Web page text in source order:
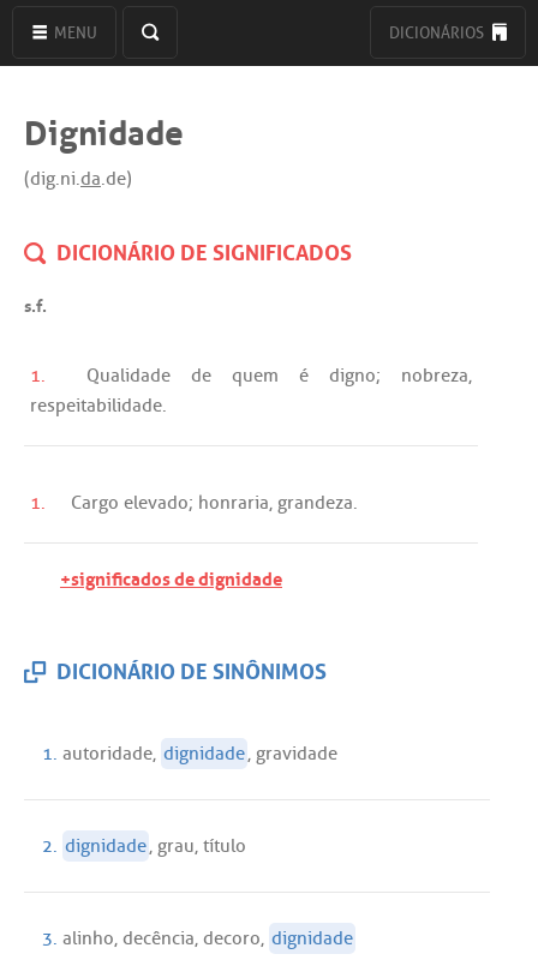
MENU DICIONÁRIOS
Dignidade
(dig.ni.da.de)
DICIONÁRIO DE SIGNIFICADOS
s.f.
1. Qualidade de quem é digno; nobreza,
respeitabilidade.
1. Cargo elevado; honraria, grandeza.
+significados de dignidade
DICIONÁRIO DE SINÔNIMOS
1. autoridade, dignidade, gravidade
2. dignidade, grau, título
3. alinho, decência, decoro, dignidade